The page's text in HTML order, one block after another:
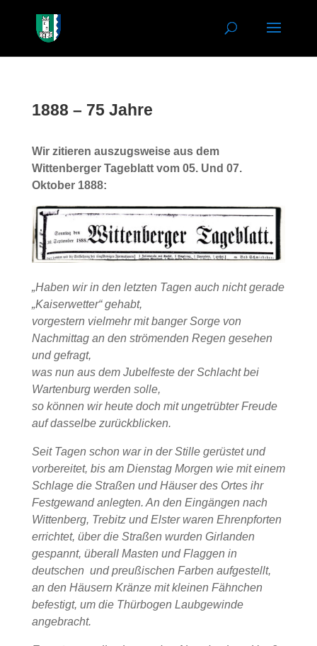
1888 – 75 Jahre
Wir zitieren auszugsweise aus dem
Wittenberger Tageblatt vom 05. Und 07.
Oktober 1888:
„Haben wir in den letzten Tagen auch nicht gerade
„Kaiserwetter“ gehabt,
vorgestern vielmehr mit banger Sorge von
Nachmittag an den strömenden Regen gesehen
und gefragt,
was nun aus dem Jubelfeste der Schlacht bei
Wartenburg werden solle,
so können wir heute doch mit ungetrübter Freude
auf dasselbe zurückblicken.
Seit Tagen schon war in der Stille gerüstet und
vorbereitet, bis am Dienstag Morgen wie mit einem
Schlage die Straßen und Häuser des Ortes ihr
Festgewand anlegten. An den Eingängen nach
Wittenberg, Trebitz und Elster waren Ehrenpforten
errichtet, über die Straßen wurden Girlanden
gespannt, überall Masten und Flaggen in
deutschen und preußischen Farben aufgestellt,
an den Häusern Kränze mit kleinen Fähnchen
befestigt, um die Thürbogen Laubgewinde
angebracht.